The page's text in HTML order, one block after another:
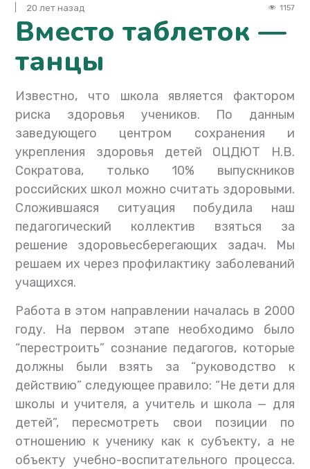
20 лет назад
1157
Вместо таблеток —
танцы
Известно, что школа является фактором
риска здоровья учеников. По данным
заведующего центром сохранения и
укрепления здоровья детей ОЦДЮТ Н.В.
Сократова, только 10% выпускников
российских школ можно считать здоровыми.
Сложившаяся ситуация побудила наш
педагогический коллектив взяться за
решение здоровьесберегающих задач. Мы
решаем их через профилактику заболеваний
учащихся.
Работа в этом направлении началась в 2000
году. На первом этапе необходимо было
“перестроить” сознание педагогов, которые
должны были взять за “руководство к
действию” следующее правило: “Не дети для
школы и учителя, а учитель и школа — для
детей”, пересмотреть свои позиции по
отношению к ученику как к субъекту, а не
объекту учебно-воспитательного процесса.